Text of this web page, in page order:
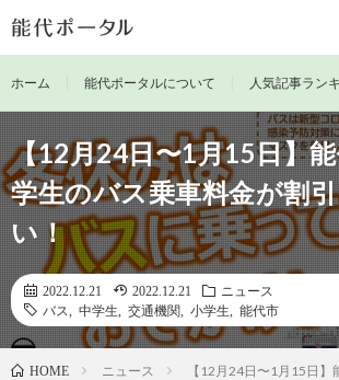
ホーム 能代ポータルについて 人気記事ラン
【12月24日〜1月15日】
学生のバス乗車料金が割
い！
2022.12.21 2022.12.21
ニュース
バス
中学生 交通機関 小学生 能代市
HOME ニュース 【12月24日〜1月15日